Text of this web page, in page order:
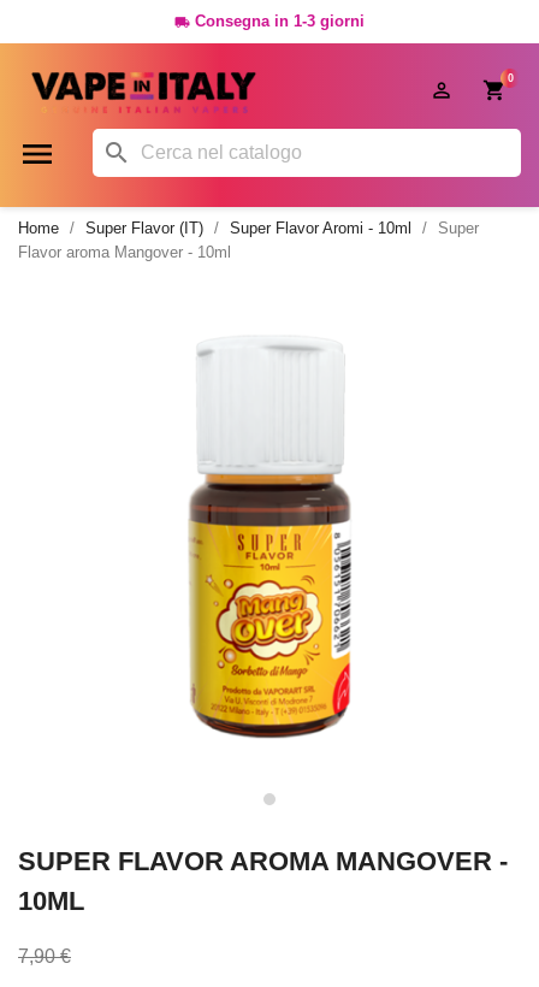
 Consegna in 1-3 giorni
0

 
Home Super Flavor (IT) Super Flavor Aromi - 10ml
Super
Flavor aroma Mangover - 10ml
SUPER FLAVOR AROMA MANGOVER -
10ML
7,90 €